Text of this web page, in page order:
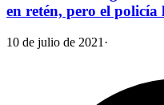
en retén, pero el policía
10 de julio de 2021 ·